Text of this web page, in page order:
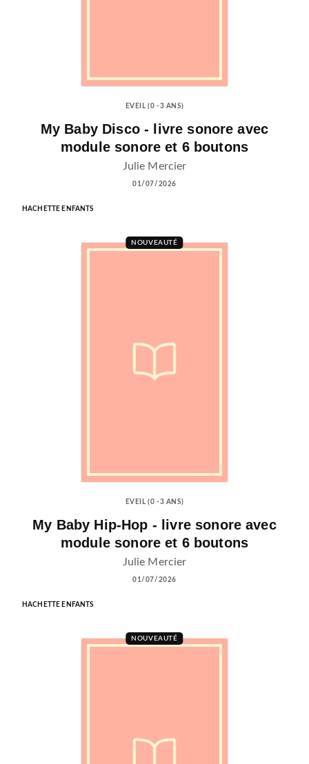
EVEIL (0 -3 ANS)
My Baby Disco - livre sonore avec
module sonore et 6 boutons
Julie Mercier
01/07/2026
HACHETTE ENFANTS
NOUVEAUTÉ
EVEIL (0 -3 ANS)
My Baby Hip-Hop - livre sonore avec
module sonore et 6 boutons
Julie Mercier
01/07/2026
HACHETTE ENFANTS
NOUVEAUTÉ